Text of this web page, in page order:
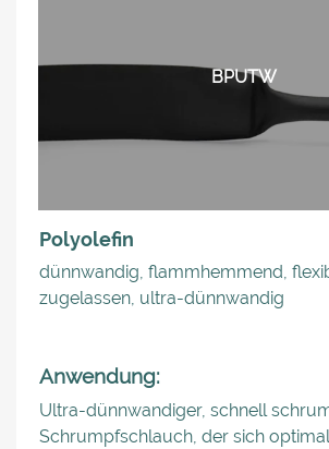
BPUTW
Polyolefin
dünnwandig, flammhemmend,
zugelassen, ultra-dünnwandig
Anwendung:
Ultra-dünnwandiger, schnell
Schrumpfschlauch, der sich